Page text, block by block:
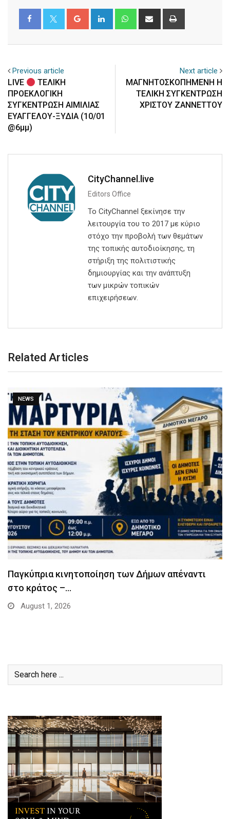
Google+ LinkedIn WhatsappShare
Previous article
LIVE
ΤΕΛΙΚΗ
ΠΡΟΕΚΛΟΓΙΚΗ
ΣΥΓΚΕΝΤΡΩΣΗ ΑΙΜΙΛΙΑΣ
ΕΥΑΓΓΕΛΟΥ-ΞΥΔΙΑ (10/01
@6μμ)
Next article
ΜΑΓΝΗΤΟΣΚΟΠΗΜΕΝΗ Η
ΤΕΛΙΚΗ ΣΥΓΚΕΝΤΡΩΣΗ
ΧΡΙΣΤΟΥ ΖΑΝΝΕΤΤΟΥ
CityChannel.live
Editors Office
Το CityChannel ξεκίνησε την
λειτουργία του το 2017 με κύριο
στόχο την προβολή των θεμάτων
της τοπικής αυτοδιοίκησης, τη
στήριξη της πολιτιστικής
δημιουργίας και την ανάπτυξη
των μικρών τοπικών
επιχειρήσεων.
Related Articles
NEWS
Παγκύπρια κινητοποίηση των Δήμων απέναντι
στο κράτος –…
August 1, 2026